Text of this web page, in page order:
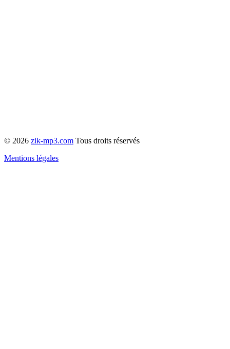
© 2026 zik-mp3.com Tous droits réservés
Mentions légales